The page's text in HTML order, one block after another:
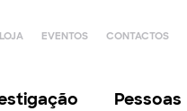
LOJA EVENTOS CONTACTOS
Pessoas